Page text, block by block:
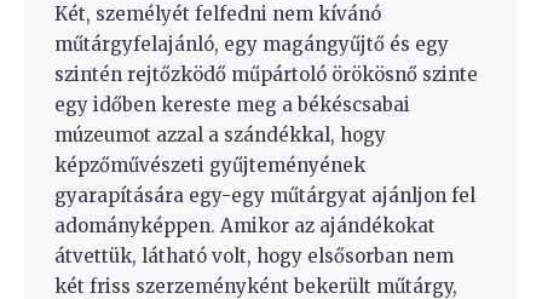
Két, személyét felfedni nem kívánó
műtárgyfelajánló, egy magángyűjtő és egy
szintén rejtőzködő műpártoló örökösnő szinte
egy időben kereste meg a békéscsabai
múzeumot azzal a szándékkal, hogy
képzőművészeti gyűjteményének
gyarapítására egy-egy műtárgyat ajánljon fel
adományképpen. Amikor az ajándékokat
átvettük, látható volt, hogy elsősorban nem
két friss szerzeményként bekerült műtárgy,